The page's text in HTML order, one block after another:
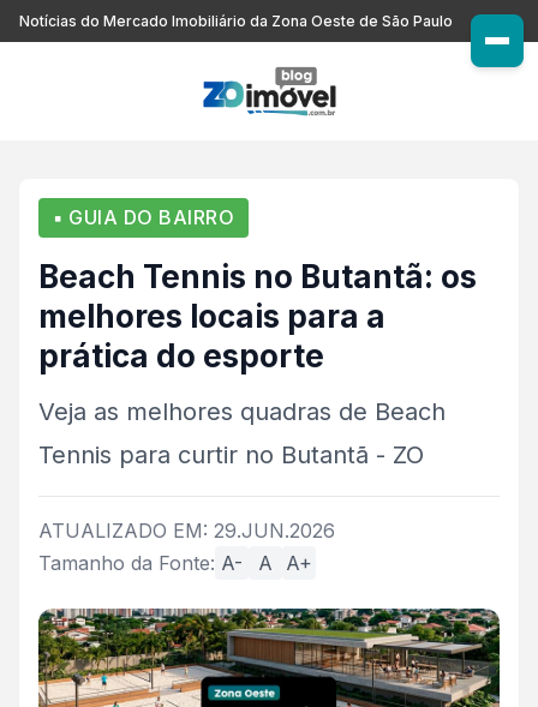
Notícias do Mercado Imobiliário da Zona Oeste de São Paulo
▪ GUIA DO BAIRRO
Beach Tennis no Butantã: os
melhores locais para a
prática do esporte
Veja as melhores quadras de Beach
Tennis para curtir no Butantã - ZO
ATUALIZADO EM: 29.JUN.2026
Tamanho da Fonte: A- A A+